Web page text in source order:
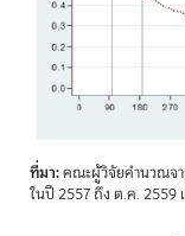
ที่มา:คณะผู้วิจัยคำนวณจ
ในปี 2557 ถึง ต.ค. 2559